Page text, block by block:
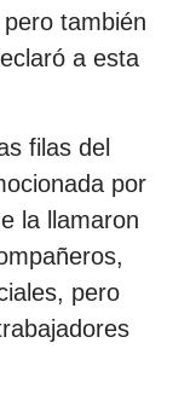
también
a esta
filas del
por
la llamaron
pero